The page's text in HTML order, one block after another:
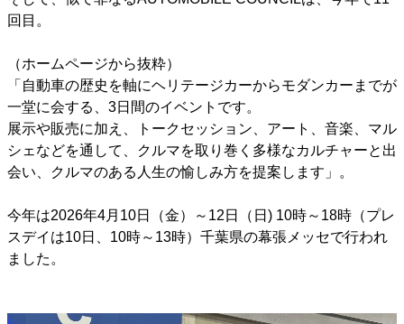
回目。
（ホームページから抜粋）
「自動車の歴史を軸にヘリテージカーからモダンカーまでが
一堂に会する、3日間のイベントです。
展示や販売に加え、トークセッション、アート、音楽、マル
シェなどを通して、クルマを取り巻く多様なカルチャーと出
会い、クルマのある人生の愉しみ方を提案します」。
今年は2026年4月10日（金）～12日（日) 10時～18時（プレ
スデイは10日、10時～13時）千葉県の幕張メッセで行われ
ました。